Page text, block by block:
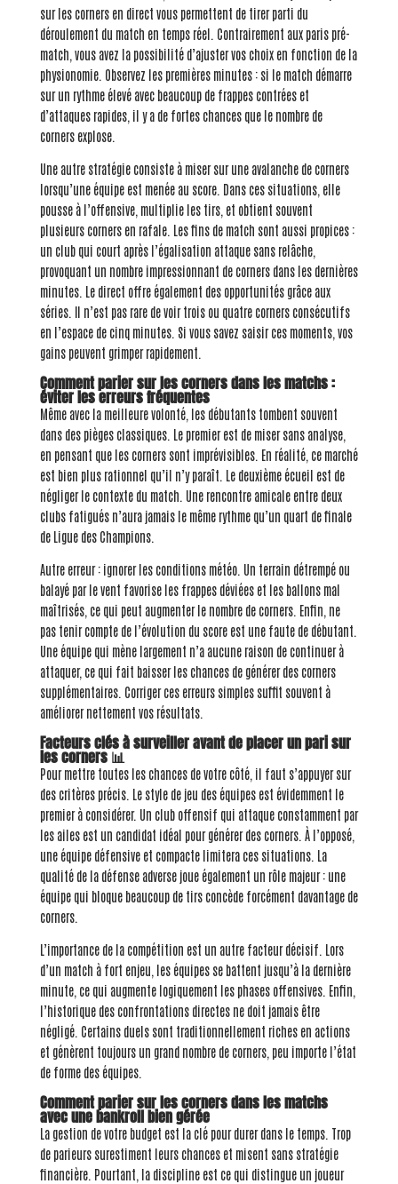
sur les corners en direct vous permettent de tirer parti du
déroulement du match en temps réel. Contrairement aux paris pré-
match, vous avez la possibilité d’ajuster vos choix en fonction de la
physionomie. Observez les premières minutes : si le match démarre
sur un rythme élevé avec beaucoup de frappes contrées et
d’attaques rapides, il y a de fortes chances que le nombre de
corners explose.
Une autre stratégie consiste à miser sur une avalanche de corners
lorsqu’une équipe est menée au score. Dans ces situations, elle
pousse à l’offensive, multiplie les tirs, et obtient souvent
plusieurs corners en rafale. Les fins de match sont aussi propices :
un club qui court après l’égalisation attaque sans relâche,
provoquant un nombre impressionnant de corners dans les dernières
minutes. Le direct offre également des opportunités grâce aux
séries. Il n’est pas rare de voir trois ou quatre corners consécutifs
en l’espace de cinq minutes. Si vous savez saisir ces moments, vos
gains peuvent grimper rapidement.
Comment parier sur les corners dans les matchs :
éviter les erreurs fréquentes
Même avec la meilleure volonté, les débutants tombent souvent
dans des pièges classiques. Le premier est de miser sans analyse,
en pensant que les corners sont imprévisibles. En réalité, ce marché
est bien plus rationnel qu’il n’y paraît. Le deuxième écueil est de
négliger le contexte du match. Une rencontre amicale entre deux
clubs fatigués n’aura jamais le même rythme qu’un quart de finale
de Ligue des Champions.
Autre erreur : ignorer les conditions météo. Un terrain détrempé ou
balayé par le vent favorise les frappes déviées et les ballons mal
maîtrisés, ce qui peut augmenter le nombre de corners. Enfin, ne
pas tenir compte de l’évolution du score est une faute de débutant.
Une équipe qui mène largement n’a aucune raison de continuer à
attaquer, ce qui fait baisser les chances de générer des corners
supplémentaires. Corriger ces erreurs simples suffit souvent à
améliorer nettement vos résultats.
Facteurs clés à surveiller avant de placer un pari sur
les corners 📊
Pour mettre toutes les chances de votre côté, il faut s’appuyer sur
des critères précis. Le style de jeu des équipes est évidemment le
premier à considérer. Un club offensif qui attaque constamment par
les ailes est un candidat idéal pour générer des corners. À l’opposé,
une équipe défensive et compacte limitera ces situations. La
qualité de la défense adverse joue également un rôle majeur : une
équipe qui bloque beaucoup de tirs concède forcément davantage de
corners.
L’importance de la compétition est un autre facteur décisif. Lors
d’un match à fort enjeu, les équipes se battent jusqu’à la dernière
minute, ce qui augmente logiquement les phases offensives. Enfin,
l’historique des confrontations directes ne doit jamais être
négligé. Certains duels sont traditionnellement riches en actions
et génèrent toujours un grand nombre de corners, peu importe l’état
de forme des équipes.
Comment parier sur les corners dans les matchs
avec une bankroll bien gérée
La gestion de votre budget est la clé pour durer dans le temps. Trop
de parieurs surestiment leurs chances et misent sans stratégie
financière. Pourtant, la discipline est ce qui distingue un joueur